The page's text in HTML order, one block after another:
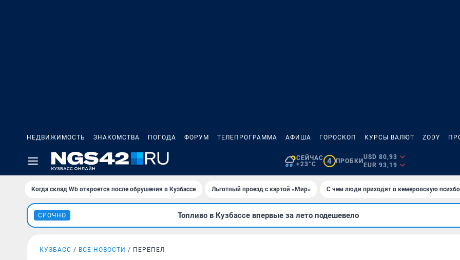
НЕДВИЖИМОСТЬ ЗНАКОМСТВА ПОГОДА ФОРУМ ТЕЛЕПРОГРАММА АФИША ГОРОСКОП КУРСЫ ВАЛЮТ ZODY
СЕЙЧАС
+23°C
4 ПРОБКИ
USD 80,93
EUR 93,19
Когда склад Wb откроется после обрушения в Кузбассе Льготный проезд с картой «Мир» С чем люди приходят в кемеровскую
СРОЧНО Топливо в Кузбассе впервые за лето подешевело
КУЗБАСС ВСЕ НОВОСТИ ПЕРЕПЕЛ